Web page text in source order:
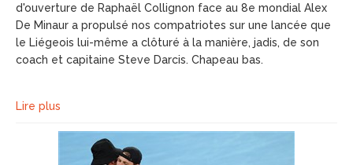
d'ouverture de Raphaël Collignon face au 8e mondial Alex
De Minaur a propulsé nos compatriotes sur une lancée que
le Liégeois lui-même a clôturé à la manière, jadis, de son
coach et capitaine Steve Darcis. Chapeau bas.
Lire plus